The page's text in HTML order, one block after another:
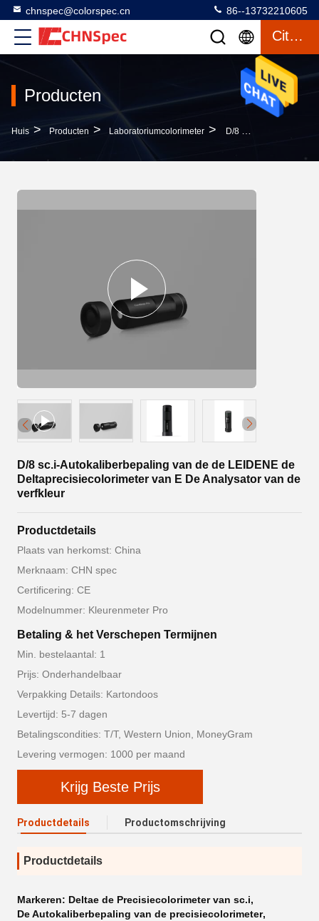
chnspec@colorspec.cn 86--13732210605
Citaat
Producten
Huis > Producten > Laboratoriumcolorimeter > D/8 Sc.i-Autokaliberbepaling Van De De LEIDENE De Deltaprecisiecolorimeter Van E De Analysator Van De Verfkleur
D/8 sc.i-Autokaliberbepaling van de de LEIDENE de
Deltaprecisiecolorimeter van E De Analysator van de
verfkleur
Productdetails
Plaats van herkomst: China
Merknaam: CHN spec
Certificering: CE
Modelnummer: Kleurenmeter Pro
Betaling & het Verschepen Termijnen
Min. bestelaantal: 1
Prijs: Onderhandelbaar
Verpakking Details: Kartondoos
Levertijd: 5-7 dagen
Betalingscondities: T/T, Western Union, MoneyGram
Levering vermogen: 1000 per maand
Krijg Beste Prijs
Productdetails Productomschrijving
Productdetails
Markeren: Deltae de Precisiecolorimeter van sc.i,
De Autokaliberbepaling van de precisiecolorimeter,